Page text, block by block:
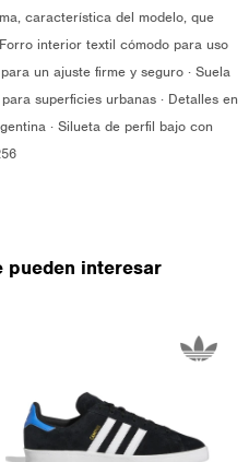
característica del modelo, que
interior textil cómodo para uso
un ajuste firme y seguro · Suela
superficies urbanas · Detalles en
· Silueta de perfil bajo con
pueden interesar